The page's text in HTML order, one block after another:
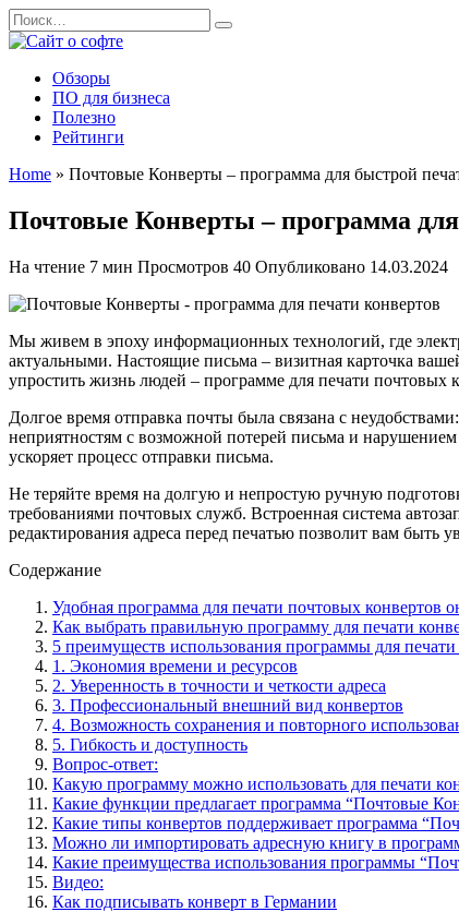
Перейти
к
содержанию
Search
for:
Обзоры
ПО для бизнеса
Полезно
Рейтинги
Home » Почтовые Конверты – программа для быстрой
Почтовые Конверты – программа
На чтение 7 мин Просмотров 40 Опубликовано 14.03.2024
Мы живем в эпоху информационных технологий, где
актуальными. Настоящие письма – визитная карточка
упростить жизнь людей – программе для печати почтовых
Долгое время отправка почты была связана с
неприятностям с возможной потерей письма и
ускоряет процесс отправки письма.
Не теряйте время на долгую и непростую ручную
требованиями почтовых служб. Встроенная система
редактирования адреса перед печатью позволит вам быть
Содержание
Удобная программа для печати почтовых конвертов
Как выбрать правильную программу для печати
5 преимуществ использования программы для
1. Экономия времени и ресурсов
2. Уверенность в точности и четкости адреса
3. Профессиональный внешний вид конвертов
4. Возможность сохранения и повторного
5. Гибкость и доступность
Вопрос-ответ:
Какую программу можно использовать для печати
Какие функции предлагает программа “Почтовые
Какие типы конвертов поддерживает программа
Можно ли импортировать адресную книгу в
Какие преимущества использования программы
Видео:
Как подписывать конверт в Германии